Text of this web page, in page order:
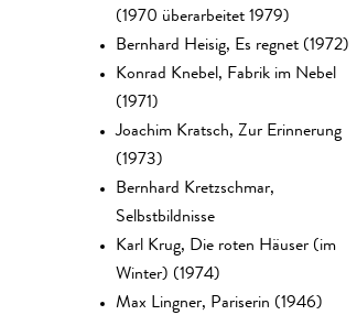
(1970 überarbeitet 1979)
Bernhard Heisig, Es regnet (1972)
Konrad Knebel, Fabrik im Nebel
(1971)
Joachim Kratsch, Zur Erinnerung
(1973)
Bernhard Kretzschmar,
Selbstbildnisse
Karl Krug, Die roten Häuser (im
Winter) (1974)
Max Lingner, Pariserin (1946)